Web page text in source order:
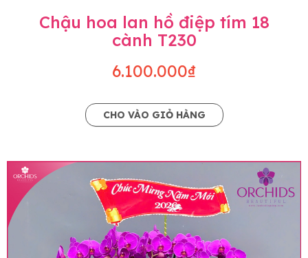
Chậu hoa lan hồ điệp tím 18
cành T230
6.100.000₫
CHO VÀO GIỎ HÀNG